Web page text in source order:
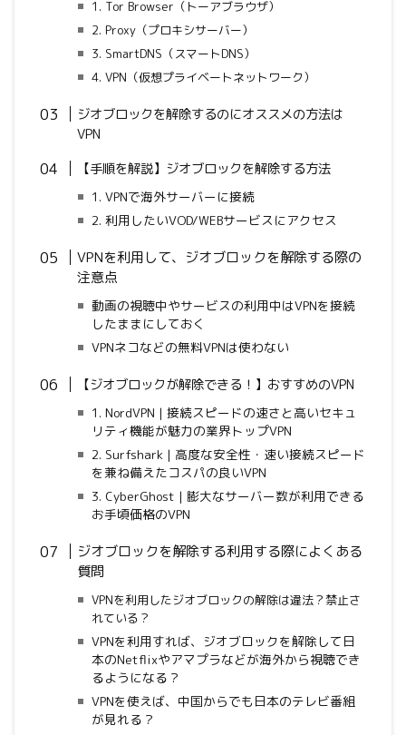
1. Tor Browser（トーアブラウザ）
2. Proxy（プロキシサーバー）
3. SmartDNS（スマートDNS）
4. VPN（仮想プライベートネットワーク）
ジオブロックを解除するのにオススメの方法は
VPN
【手順を解説】ジオブロックを解除する方法
1. VPNで海外サーバーに接続
2. 利用したいVOD/WEBサービスにアクセス
VPNを利用して、ジオブロックを解除する際の
注意点
動画の視聴中やサービスの利用中はVPNを接続
したままにしておく
VPNネコなどの無料VPNは使わない
【ジオブロックが解除できる！】おすすめのVPN
1. NordVPN | 接続スピードの速さと高いセキュ
リティ機能が魅力の業界トップVPN
2. Surfshark | 高度な安全性・速い接続スピード
を兼ね備えたコスパの良いVPN
3. CyberGhost | 膨大なサーバー数が利用できる
お手頃価格のVPN
ジオブロックを解除する利用する際によくある
質問
VPNを利用したジオブロックの解除は違法？禁止さ
れている？
VPNを利用すれば、ジオブロックを解除して日
本のNetflixやアマプラなどが海外から視聴でき
るようになる？
VPNを使えば、中国からでも日本のテレビ番組
が見れる？